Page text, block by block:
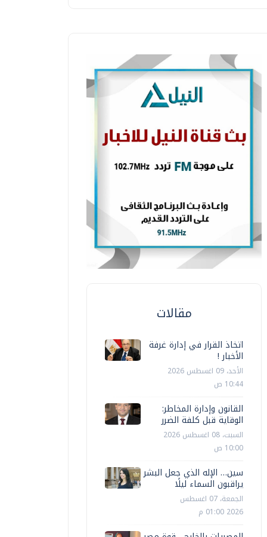
محافظات
محافظ المنيا يوجه برفع درجة الاستعداد
القصوى ويقرر تعطيل الدراسة غدًا
مقالات
اتخاذ القرار في إدارة غرفة
الأخبار !
الأحد، 09 اغسطس 2026
10:44 ص
القانون وإدارة المخاطر:
الوقاية قبل كلفة الضرر
السبت، 08 اغسطس 2026
10:00 ص
سين… الإله الذي جعل البشر
يراقبون السماء ليلًا
الجمعة، 07 اغسطس
2026 01:00 م